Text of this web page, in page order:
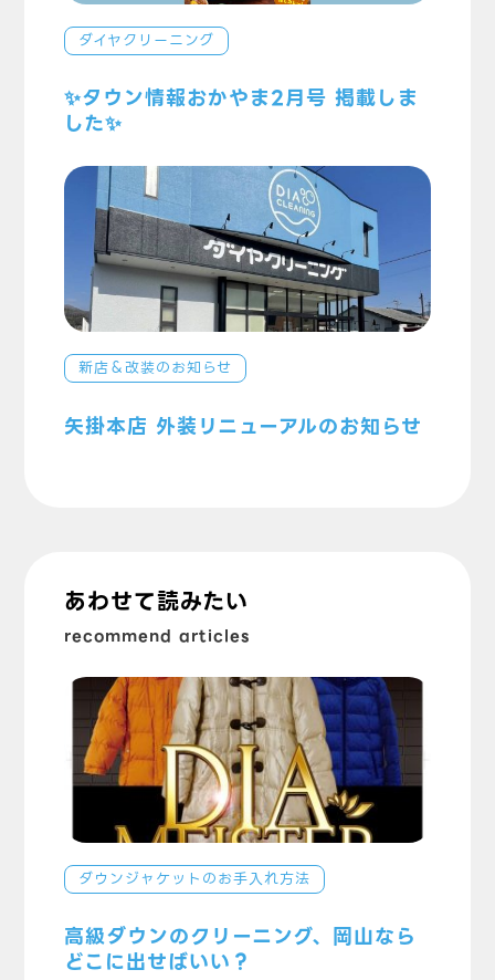
ダイヤクリーニング
✨タウン情報おかやま2月号 掲載しま
した✨
新店＆改装のお知らせ
矢掛本店 外装リニューアルのお知らせ
あわせて読みたい
recommend articles
ダウンジャケットのお手入れ方法
高級ダウンのクリーニング、岡山なら
どこに出せばいい？